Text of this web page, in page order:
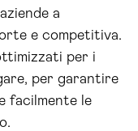
a
e competitiva.
per i
per garantire
facilmente le